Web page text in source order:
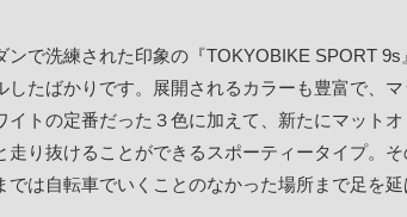
ンで洗練された印象の『TOKYOBIKE SPORT
したばかりです。展開されるカラーも豊富で、
イトの定番だった３色に加えて、新たにマット
走り抜けることができるスポーティータイプ。
では自転車でいくことのなかった場所まで足を延